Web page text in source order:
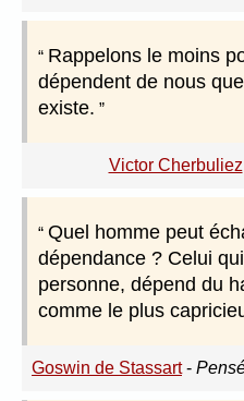
Rappelons le moins
dépendent de nous
existe.
Victor Cherbuliez
Quel homme peut
dépendance ? Celui
personne, dépend du
comme le plus
Goswin de Stassart-